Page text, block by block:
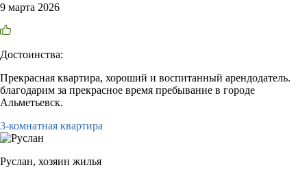
9 марта 2026
Достоинства:
Прекрасная квартира, хороший и воспитанный арендодатель.
благодарим за прекрасное время пребывание в городе
Альметьевск.
3-комнатная квартира
Руслан, хозяин жилья